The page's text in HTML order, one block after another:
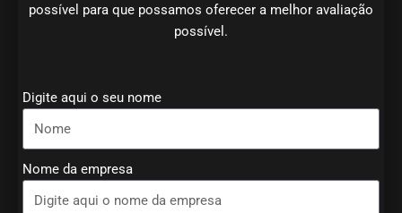
possível para que possamos oferecer a melhor avaliação
possível.
Digite aqui o seu nome
Nome da empresa